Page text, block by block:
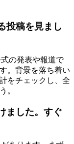
投稿を見まし
の発表や報道で
。背景を落ち着い
をチェックし、全
。
ました。すぐ